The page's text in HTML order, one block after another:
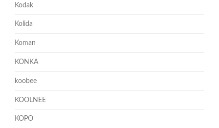
Kodak
Kolida
Koman
KONKA
koobee
KOOLNEE
KOPO